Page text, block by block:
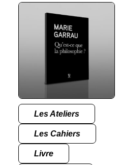
Les Ateliers
Les Cahiers
Livre